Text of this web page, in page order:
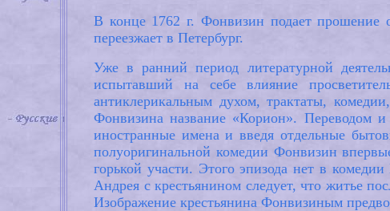
В конце 1762 г. Фонвизин подает
переезжает в Петербург.
Уже в ранний период литературной
испытавший на себе влияние
антиклерикальным духом, трактаты,
Фонвизина название «Корион». Переводом
иностранные имена и введя отдельные
полуоригинальной комедии Фонвизин
горькой участи. Этого эпизода нет в
Андрея с крестьянином следует, что житье
Изображение крестьянина Фонвизиным